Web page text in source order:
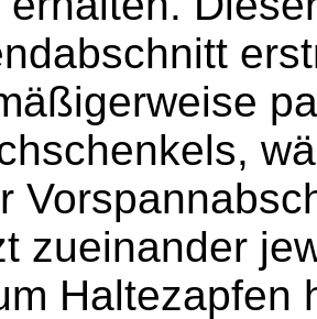
zueinander
Haltezapfen